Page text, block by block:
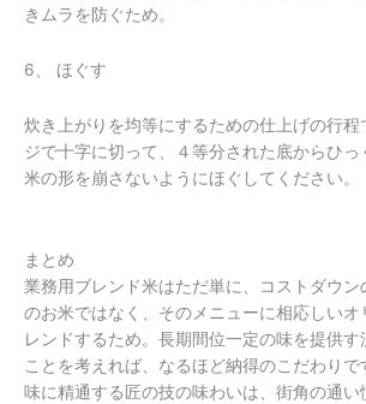
きムラを防ぐため。
6、 ほぐす
炊き上がりを均等にするための仕上げの行程
ジで十字に切って、４等分された底からひっ
米の形を崩さないようにほぐしてください。
まとめ
業務用ブレンド米はただ単に、コストダウン
のお米ではなく、そのメニューに相応しい
レンドするため。長期間位一定の味を提供す
ことを考えれば、なるほど納得のこだわりで
味に精通する匠の技の味わいは、街角の通